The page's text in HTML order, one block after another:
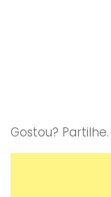
Gostou? Partilhe.